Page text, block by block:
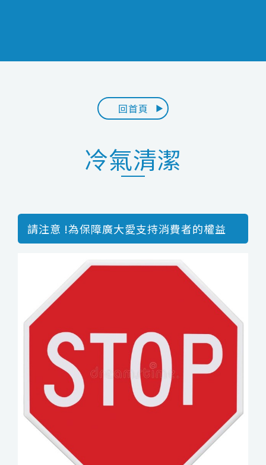
回首頁
冷氣清潔
請注意 !為保障廣大愛支持消費者的權益